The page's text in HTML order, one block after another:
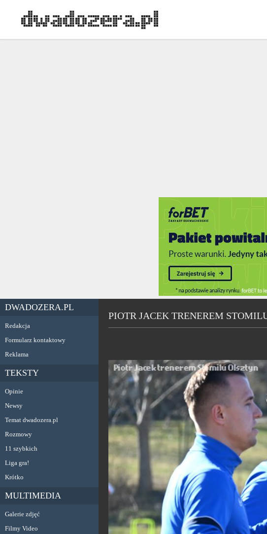
DWADOZERA.PL
Redakcja
Formularz kontaktowy
Reklama
TEKSTY
Opinie
Newsy
Temat dwadozera.pl
Rozmowy
11 szybkich
Liga gra!
Krótko
MULTIMEDIA
Galerie zdjęć
Filmy Video
PIOTR JACEK TRENEREM